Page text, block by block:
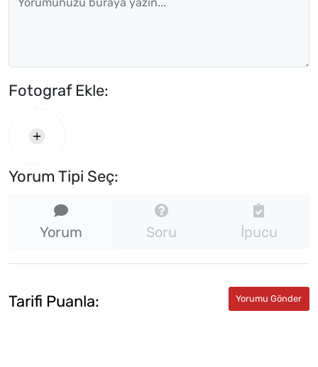
Fotograf Ekle:
Yorum Tipi Seç:
Yorum Soru İpucu
Tarifi Puanla: